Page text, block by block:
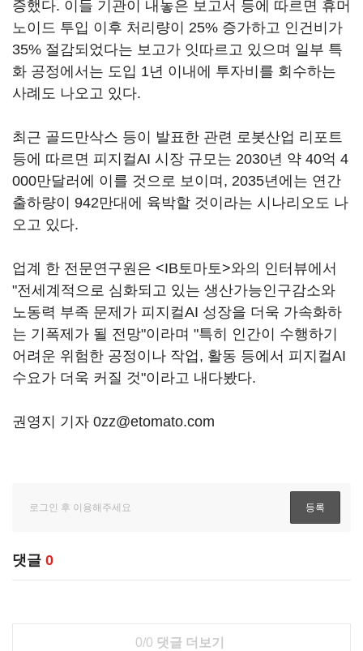
증했다. 이들 기관이 내놓은 보고서 등에 따르면 휴머
노이드 투입 이후 처리량이 25% 증가하고 인건비가
35% 절감되었다는 보고가 잇따르고 있으며 일부 특
화 공정에서는 도입 1년 이내에 투자비를 회수하는
사례도 나오고 있다.
최근 골드만삭스 등이 발표한 관련 로봇산업 리포트
등에 따르면 피지컬AI 시장 규모는 2030년 약 40억 4
000만달러에 이를 것으로 보이며, 2035년에는 연간
출하량이 942만대에 육박할 것이라는 시나리오도 나
오고 있다.
업계 한 전문연구원은 <IB토마토>와의 인터뷰에서
"전세계적으로 심화되고 있는 생산가능인구감소와
노동력 부족 문제가 피지컬AI 성장을 더욱 가속화하
는 기폭제가 될 전망"이라며 "특히 인간이 수행하기
어려운 위험한 공정이나 작업, 활동 등에서 피지컬AI
수요가 더욱 커질 것"이라고 내다봤다.
권영지 기자 0zz@etomato.com
댓글 0
0/0 댓글 더보기